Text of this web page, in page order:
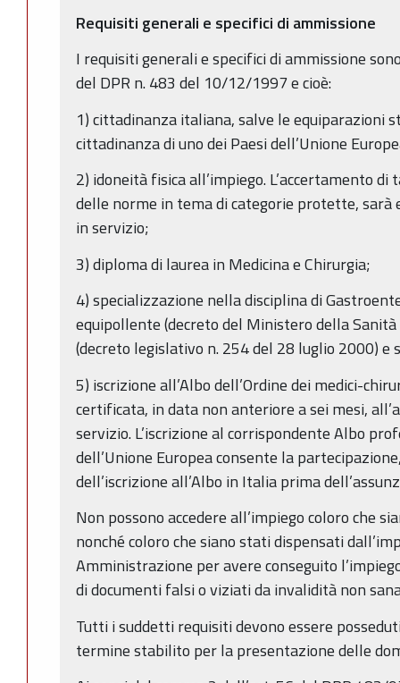
Requisiti generali e specifici di ammissione
I requisiti generali e specifici di ammissione
del DPR n. 483 del 10/12/1997 e cioè:
1) cittadinanza italiana, salve le equiparazioni
cittadinanza di uno dei Paesi dell’Unione
2) idoneità fisica all’impiego. L’accertamento di
delle norme in tema di categorie protette,
in servizio;
3) diploma di laurea in Medicina e Chirurgia;
4) specializzazione nella disciplina di
equipollente (decreto del Ministero della
(decreto legislativo n. 254 del 28 luglio 2000) e
5) iscrizione all’Albo dell’Ordine dei medici-
certificata, in data non anteriore a sei mesi,
servizio. L’iscrizione al corrispondente Albo
dell’Unione Europea consente la
dell’iscrizione all’Albo in Italia prima
Non possono accedere all’impiego coloro che
nonché coloro che siano stati dispensati
Amministrazione per avere conseguito
di documenti falsi o viziati da invalidità non
Tutti i suddetti requisiti devono essere
termine stabilito per la presenta­zione delle